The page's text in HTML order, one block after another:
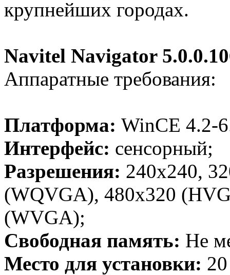
крупнейших городах.
Navitel Navigator
Аппаратные требования:
Платформа: WinCE 4.2-
Интерфейс: сенсорный;
Разрешения: 240x240,
(WQVGA), 480x320
(WVGA);
Свободная память: Не
Место для установки: